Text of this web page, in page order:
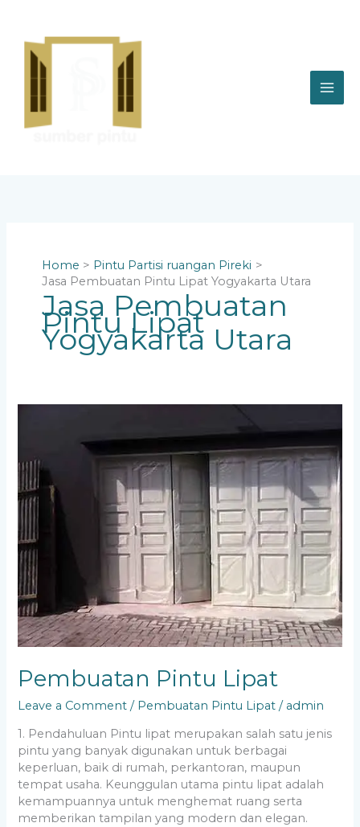
content
Home
Pintu Partisi ruangan Pireki
Jasa Pembuatan Pintu Lipat Yogyakarta Utara
Jasa Pembuatan
Pintu Lipat
Yogyakarta Utara
Pembuatan Pintu Lipat
Leave a Comment / Pembuatan Pintu Lipat / admin
1. Pendahuluan Pintu lipat merupakan salah satu jenis
pintu yang banyak digunakan untuk berbagai
keperluan, baik di rumah, perkantoran, maupun
tempat usaha. Keunggulan utama pintu lipat adalah
kemampuannya untuk menghemat ruang serta
memberikan tampilan yang modern dan elegan.